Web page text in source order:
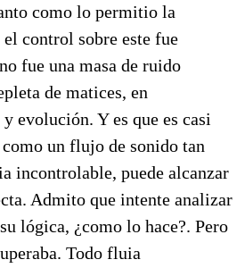
como lo permitio la
control sobre este fue
fue una masa de ruido
de matices, en
evolución. Y es que es casi
un flujo de sonido tan
incontrolable, puede alcanzar
Admito que intente analizar
lógica, ¿como lo hace?. Pero
Todo fluia